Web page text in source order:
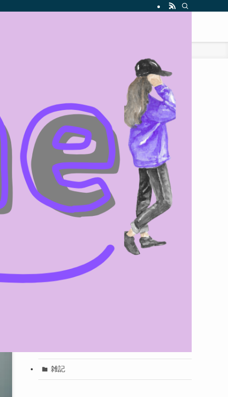
カテゴリー
J-POP
K-POP
BTS
少女時代
雑記